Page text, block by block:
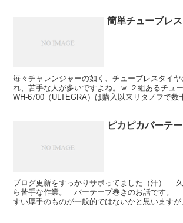
簡単チューブレス
毎々チャレンジャーの如く、チューブレスタイ
れ、苦手な人が多いですよね。ｗ ２組あるチュー
WH-6700（ULTEGRA）は購入以来リタノフで数
ピカピカバーテ
ブログ更新をすっかりサボってました（汗）
ら苦手な作業。 バーテープ巻きのお話です。
すい厚手のものが一般的ではないかと思いますが